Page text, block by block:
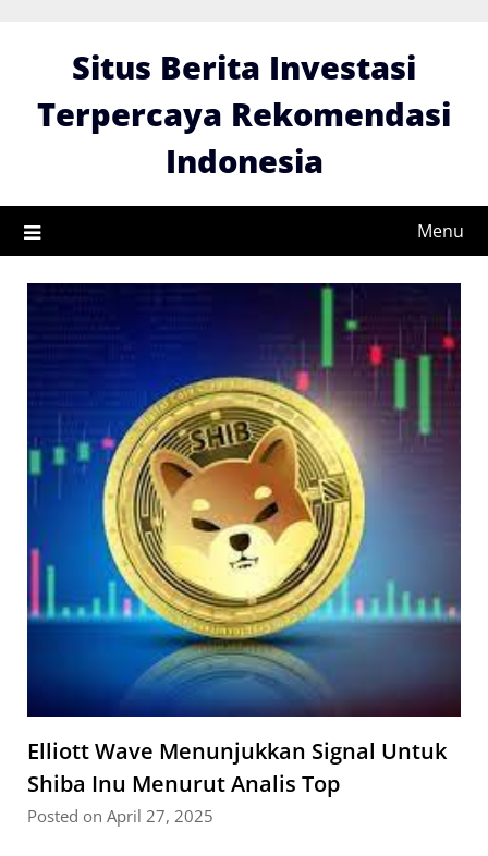
Situs Berita Investasi
Terpercaya Rekomendasi
Indonesia
Menu
Elliott Wave Menunjukkan Signal Untuk
Shiba Inu Menurut Analis Top
Posted on April 27, 2025